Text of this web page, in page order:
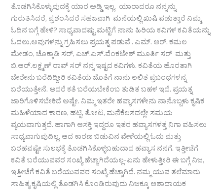
ತೊಡಗಿಸಿಕೊಳ್ಳುವುದಕ್ಕೆ ಯಾರ ಅಡ್ಡಿ ಇಲ್ಲ. ಯಾರಾದರೂ ನನ್ನನ್ನು
ಗುರುತಿಸಿದರೆ, ಪ್ರಶಂಸಿದರೆ ಸಹಜವಾಗಿ ಮನೆಯಲ್ಲಿ ಖುಷಿ ಪಡುತ್ತಾರೆ ನಿಮ್ಮ
ಓದಿನ ಬಗ್ಗೆ ಹೇಳಿ? ಸಾಧ್ಯವಾದಷ್ಟು ಮಟ್ಟಿಗೆ ನಾನು ಹಿರಿಯ ಕವಿಗಳ ಕವಿತೆಯನ್ನು
ಓದಲು,ಅವುಗಳನ್ನು ಗ್ರಹಿಸಲು ಪ್ರಯತ್ನ ಪಡುವೆ . ಎಮ್. ಆರ್. ಕಮಲ
ಮೇಡಂ, ಚೊಕ್ಕಾಡಿ ಸರ್, ಎಚ್.ಎಸ್.ವೆಂಕಟೇಶ್ ಮೂರ್ತಿ ಸರ್ ಮತ್ತು
ಬಿ.ಆರ್.ಲಕ್ಷ್ಮಣ್ ರಾವ್ ಸರ್ ನನ್ನ ಇಷ್ಟದ ಕವಿಗಳು. ಕವಿತೆಯ ಹೊರತಾಗಿ
ಬೇರೇನು ಬರೆದಿದ್ದೀರಿ ಕವಿತೆಯ ಜೊತೆಗೆ ನಾನು ಲಲಿತ ಪ್ರಬಂಧಗಳನ್ನ
ಬರೆಯುತ್ತೇನೆ. ಆದರೆ ಕತೆ ಬರೆಯಬೇಕೆಂಬ ತುಡಿತ ಬಹಳ ಇದೆ. ಪ್ರಯತ್ನ
ಜಾರಿಗೊಳಿಸಬೇಕಿದೆ ಅಷ್ಟೇ. ನಿಮ್ಮ ಇತರೇ ಹವ್ಯಾಸಗಳೇನು ನಾನೊಬ್ಬಳು ಕೃಷಿಕ
ಮಹಿಳೆಯಾದ ಕಾರಣ, ಹಟ್ಟಿ, ತೋಟ, ಮನೆಕೆಲಸದಲ್ಲೇ ಸಮಯ
ವ್ಯಯವಾಗುತ್ತದೆ. ಹಾಗಾಗಿ ಆಸಕ್ತಿ ಇದ್ದರೂ ಇತರ ಹವ್ಯಾಸಗಳತ್ತ ನಿಗಾ ವಹಿಸಲು
ಸಾಧ್ಯವಾಗುವುದಿಲ್ಲ. ಆದ ಕಾರಣ ಬಿಡುವಿನ ವೇಳೆಯಲ್ಲಿ ಓದು ಮತ್ತು
ಬರಹವಷ್ಟೇ ಸುಲಭಕ್ಕೆ ತೊಡಗಿಸಿಕೊಳ್ಳಬಹುದಾದ ಹವ್ಯಾಸ ನನಗೆ. ಇತ್ತೀಚೆಗೆ
ಕವಿತೆ ಬರೆಯುವವರ ಸಂಖ್ಯೆ ಹೆಚ್ಚಾಗಿದೆಯಲ್ಲ-ಏನು ಹೇಳುತ್ತೀರಿ ಈ ಬಗ್ಗೆ ನಿಜ,
ಇತ್ತೀಚೆಗೆ ಕವಿತೆ ಬರೆಯುವವರ ಸಂಖ್ಯೆ ಹೆಚ್ಚಾಗಿದೆ. ನಮ್ಮ ಯುವ ತಲೆಮಾರು
ಸಾಹಿತ್ಯ ಕೃಷಿಯಲ್ಲಿ ತೊಡಗಿಸಿ ಕೊಂಡಿರುವುದು ನಿಜಕ್ಕೂ ಆಶಾದಾಯಕ